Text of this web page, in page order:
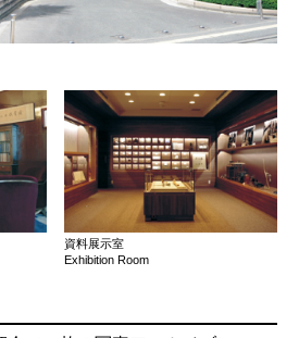
資料展示室
Exhibition Room